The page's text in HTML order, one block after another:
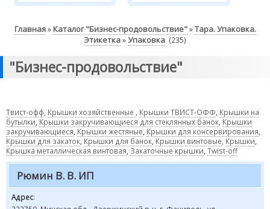
Главная» Каталог "Бизнес-продовольствие"»Тара. Упаковка.
Этикетка»Упаковка (235)
"Бизнес-продовольствие"
Твист-офф Крышки хозяйственные Крышки ТВИСТ-ОФФ Крышки на
бутылки Крышки закручивающиеся для стеклянных банок Крышки
закручивающиеся Крышки жестяные Крышки для консервирования
Крышки для закаток Крышки для банок Крышки винтовые Крышки
Крышка металлическая винтовая Закаточные крышки Twist-off
Рюмин В. В. ИП
Адрес: